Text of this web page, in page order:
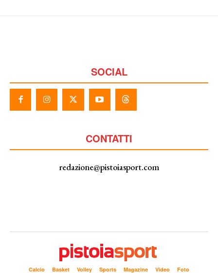
SOCIAL
CONTATTI
redazione@pistoiasport.com
Calcio Basket Volley Sports Magazine Video Foto